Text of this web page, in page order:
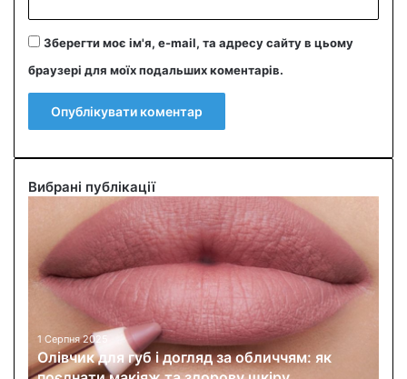
Зберегти моє ім'я, e-mail, та адресу сайту в цьому
браузері для моїх подальших коментарів.
Вибрані публікації
ч
1 Серпня 2025
Олівчик для губ і догляд за обличчям: як